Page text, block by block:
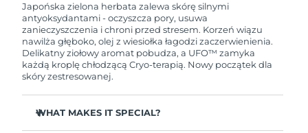
Japońska zielona herbata zalewa skórę silnymi
antyoksydantami - oczyszcza pory, usuwa
zanieczyszczenia i chroni przed stresem. Korzeń wiązu
nawilża głęboko, olej z wiesiołka łagodzi zaczerwienienia.
Delikatny ziołowy aromat pobudza, a UFO™ zamyka
każdą kroplę chłodzącą Cryo-terapią. Nowy początek dla
skóry zestresowanej.
WHAT MAKES IT SPECIAL?
Kazachstan
Oczekiwany czas dostawy
14/8/26
Kuwejt
Oczekiwany czas dostawy
12/8/26
Oczekiwany czas dostawy